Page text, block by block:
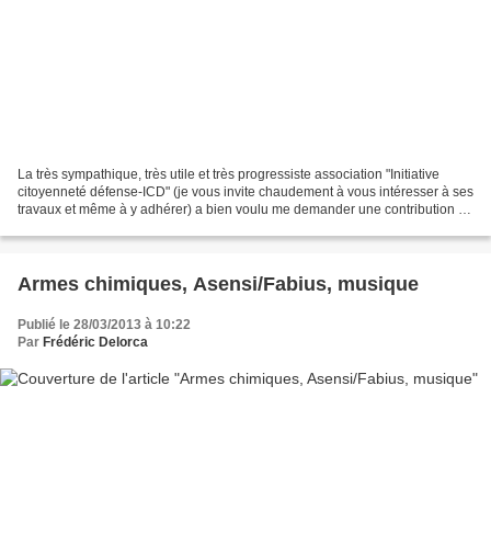
La très sympathique, très utile et très progressiste association "Initiative
citoyenneté défense-ICD" (je vous invite chaudement à vous intéresser à ses
travaux et même à y adhérer) a bien voulu me demander une contribution au
Armes chimiques, Asensi/Fabius, musique
Publié le 28/03/2013 à 10:22
Par Frédéric Delorca